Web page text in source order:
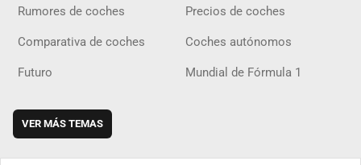
Rumores de coches Precios de coches
Comparativa de coches Coches autónomos
Futuro Mundial de Fórmula 1
VER MÁS TEMAS